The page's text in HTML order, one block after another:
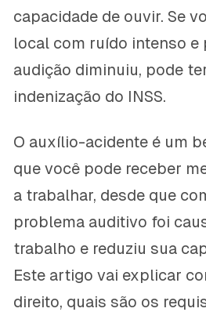
capacidade de ouvir. Se
local com ruído intenso e
audição diminuiu, pode
indenização do INSS.
O auxílio-acidente é um
que você pode receber
a trabalhar, desde que
problema auditivo foi
trabalho e reduziu sua
Este artigo vai explicar
direito, quais são os